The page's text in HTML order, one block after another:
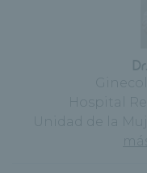
Hospital
Unidad de la